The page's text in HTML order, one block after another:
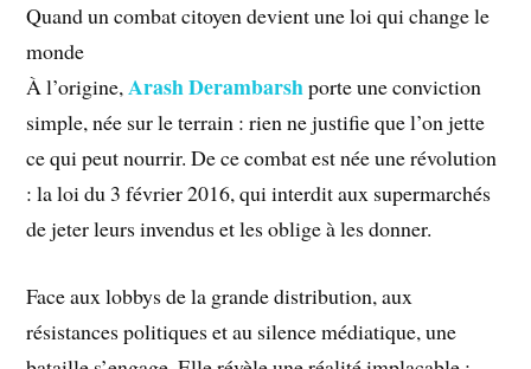
Quand un combat citoyen devient une loi qui change le
monde
À l’origine,Arash Derambarshporte une conviction
simple, née sur le terrain : rien ne justifie que l’on jette
ce qui peut nourrir. De ce combat est née une révolution
: la loi du 3 février 2016, qui interdit aux supermarchés
de jeter leurs invendus et les oblige à les donner.
Face aux lobbys de la grande distribution, aux
résistances politiques et au silence médiatique, une